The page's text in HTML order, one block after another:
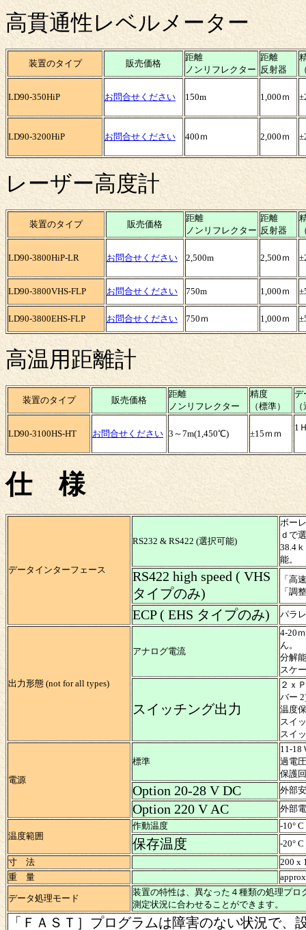
高貫通性レベルメーター
装置のタイプ 販売価格
距離
ノンリフレクター
距離
反射器
LD90-350HiP お問合せください 150m 1,000ｍ
LD90-3200HiP お問合せください 400ｍ 2,000ｍ
レーザー高度計
装置のタイプ 販売価格
距離
ノンリフレクター
距離
反射器
LD90-3800HiP-LR お問合せください 2,500m 2,500ｍ
LD90-3800VHS-FLP お問合せください 750m 1,000ｍ
LD90-3800EHS-FLP お問合せください 750ｍ 1,000ｍ
高温用距離計
装置のタイプ 販売価格
距離
ノンリフレクター
精度
（標準）
デ
LD90-3100HS-HT お問合せください 3～7m(1,450℃) ±15ｍｍ
1
仕 様
データインターフェース
RS232 & RS422 (選択可能)
ボー
ｄで
38.4
能。
RS422 high speed ( VHS
タイプのみ)
「高
「調
ECP ( EHS タイプのみ) パラ
出力形態 (not for all types)
アナログ電流
4-20
ん。
分解
スケ
スイッチング出力
２ｘ
バー
温度
スイ
スイ
電源
標準
11-
過電
保護
Option 20-28 V DC 外部
Option 220 V AC 外部
温度範囲
作動温度 -10°
保存温度
-20°
寸 法
200 x
重 量
データ処理モード
装置の特性は、異なった４種類の処理プロ
測定状況に合わせることができます。
「ＦＡＳＴ］プログラムは障害のない状況で、